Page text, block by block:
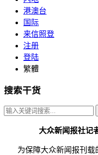
港澳台
国际
来信照登
注册
登陆
繁體
搜索干货
大众新闻报社记
为保障大众新闻报刊载